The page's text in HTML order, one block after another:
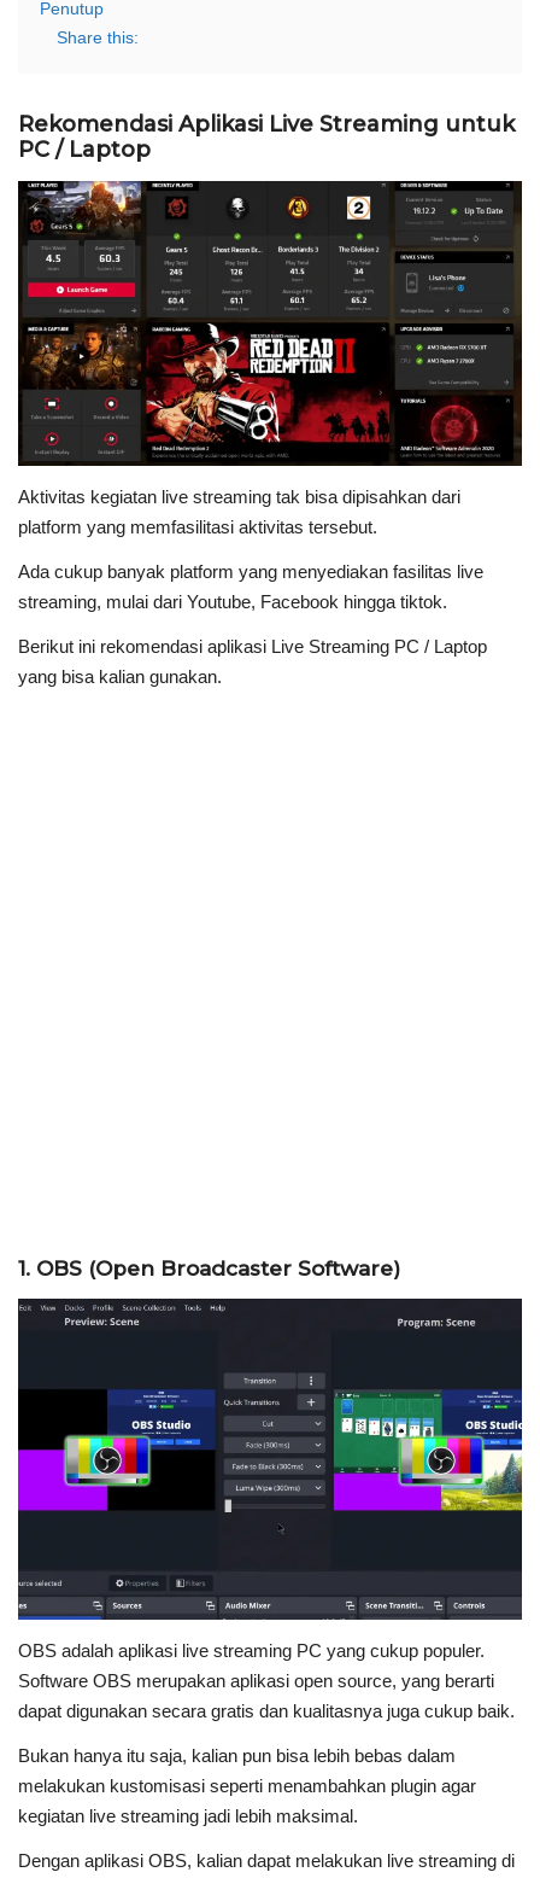
Penutup
Share this:
Rekomendasi Aplikasi Live Streaming untuk
PC / Laptop
Aktivitas kegiatan live streaming tak bisa dipisahkan dari
platform yang memfasilitasi aktivitas tersebut.
Ada cukup banyak platform yang menyediakan fasilitas live
streaming, mulai dari Youtube, Facebook hingga tiktok.
Berikut ini rekomendasi aplikasi Live Streaming PC / Laptop
yang bisa kalian gunakan.
1. OBS (Open Broadcaster Software)
OBS adalah aplikasi live streaming PC yang cukup populer.
Software OBS merupakan aplikasi open source, yang berarti
dapat digunakan secara gratis dan kualitasnya juga cukup baik.
Bukan hanya itu saja, kalian pun bisa lebih bebas dalam
melakukan kustomisasi seperti menambahkan plugin agar
kegiatan live streaming jadi lebih maksimal.
Dengan aplikasi OBS, kalian dapat melakukan live streaming di